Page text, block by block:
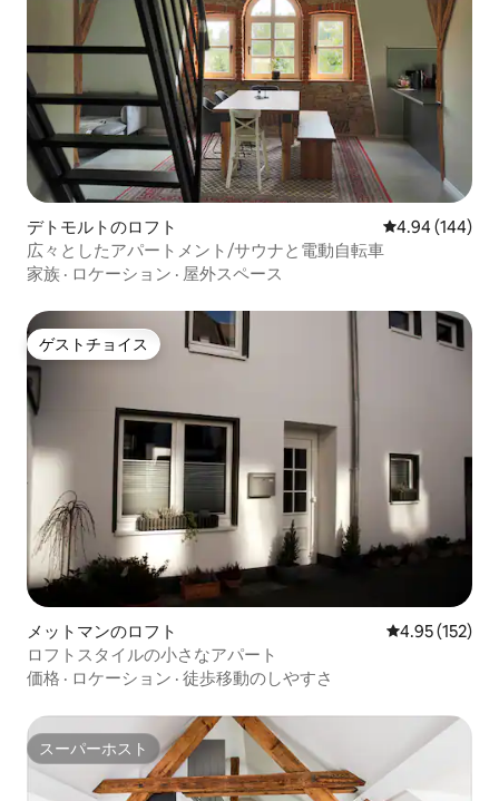
デトモルトのロフト レビュー144
4.94 (144)
広々としたアパートメント/サウナと電動自転車
家族 · ロケーション · 屋外スペース
ゲストチョイス
ゲストチョイス
メットマンのロフト レビュー152
4.95 (152)
ロフトスタイルの小さなアパート
価格 · ロケーション · 徒歩移動のしやすさ
スーパーホスト
スーパーホスト